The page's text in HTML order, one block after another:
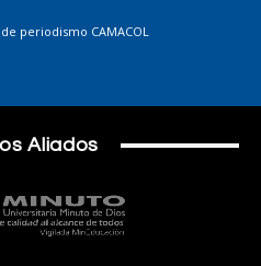
periodismo CAMACOL
Aliados